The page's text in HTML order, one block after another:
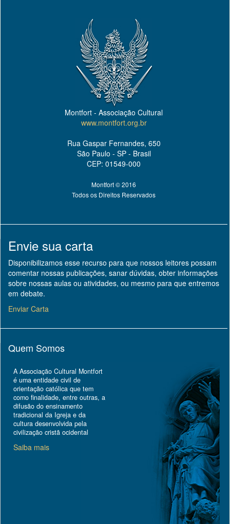
Montfort - Associação Cultural
www.montfort.org.br
Rua Gaspar Fernandes, 650
São Paulo - SP - Brasil
CEP: 01549-000
Montfort © 2016
Todos os Direitos Reservados
Envie sua carta
Disponibilizamos esse recurso para que nossos leitores possam
comentar nossas publicações, sanar dúvidas, obter informações
sobre nossas aulas ou atividades, ou mesmo para que entremos
em debate.
Enviar Carta
Quem Somos
A Associação Cultural Montfort
é uma entidade civil de
orientação católica que tem
como finalidade, entre outras, a
difusão do ensinamento
tradicional da Igreja e da
cultura desenvolvida pela
civilização cristã ocidental
Saiba mais